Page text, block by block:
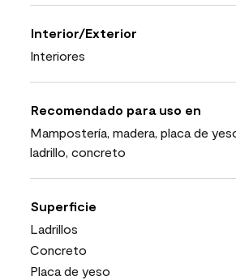
Interior/Exterior
Interiores
Recomendado para uso en
Mampostería, madera, placa de
ladrillo, concreto
Superficie
Ladrillos
Concreto
Placa de yeso